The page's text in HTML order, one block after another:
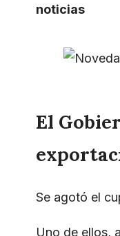
noticias
El
Se agotó el
Uno de ellos,